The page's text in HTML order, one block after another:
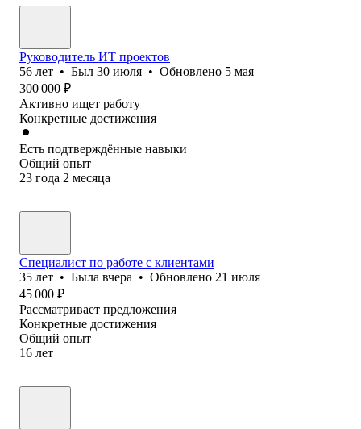
Руководитель ИТ проектов
56 лет • Был 30 июля • Обновлено 5 мая
300 000 ₽
Активно ищет работу
Конкретные достижения
Есть подтверждённые навыки
Общий опыт
23 года 2 месяца
Специалист по работе с клиентами
35 лет • Была вчера • Обновлено 21 июля
45 000 ₽
Рассматривает предложения
Конкретные достижения
Общий опыт
16 лет